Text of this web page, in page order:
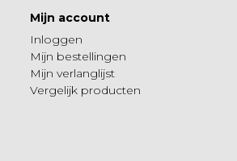
Mijn account
Inloggen
Mijn bestellingen
Mijn verlanglijst
Vergelijk producten